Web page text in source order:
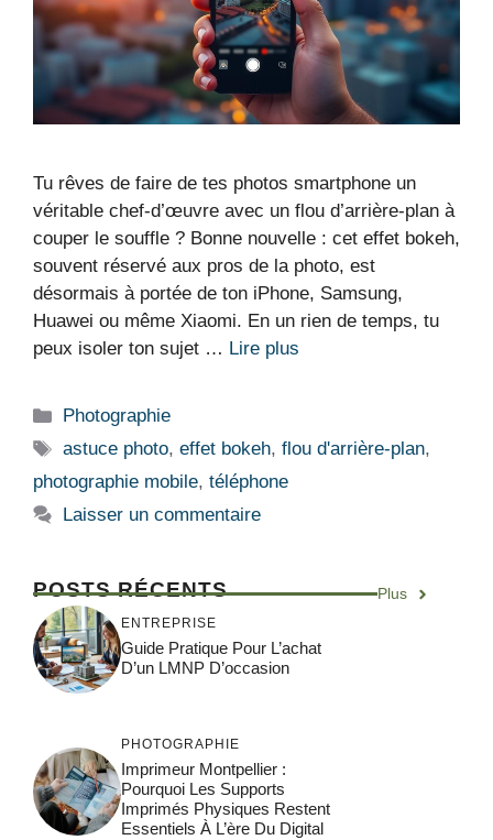
Tu rêves de faire de tes photos smartphone un
véritable chef-d’œuvre avec un flou d’arrière-plan à
couper le souffle ? Bonne nouvelle : cet effet bokeh,
souvent réservé aux pros de la photo, est
désormais à portée de ton iPhone, Samsung,
Huawei ou même Xiaomi. En un rien de temps, tu
peux isoler ton sujet … Lire plus
Catégories
Photographie
Étiquettes
astuce photo,effet bokeh,flou d'arrière-plan,
photographie mobile, téléphone
Laisser un commentaire
POSTS RÉCENTS Plus
ENTREPRISE
Guide Pratique Pour L’achat
D’un LMNP D’occasion
PHOTOGRAPHIE
Imprimeur Montpellier :
Pourquoi Les Supports
Imprimés Physiques Restent
Essentiels À L’ère Du Digital